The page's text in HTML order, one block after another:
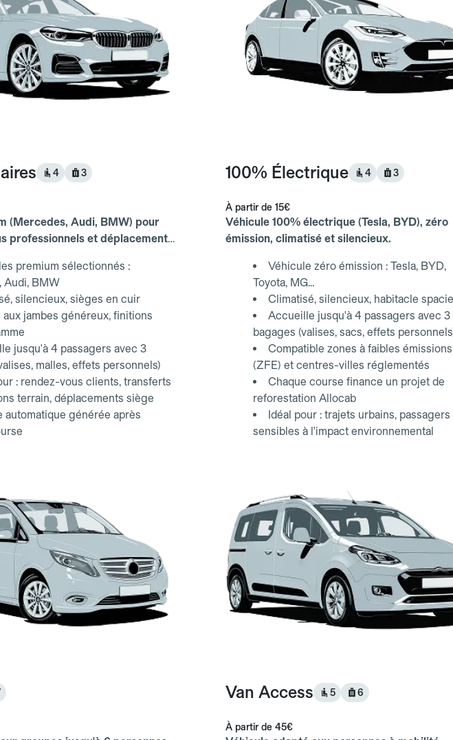
4 3
(Mercedes, Audi, BMW) pour
professionnels et déplacements
premium sélectionnés :
Audi, BMW
silencieux, sièges en cuir
aux jambes généreux, finitions
jusqu'à 4 passagers avec 3
malles, effets personnels)
: rendez-vous clients, transferts
terrain, déplacements siège
automatique générée après
100% Électrique 4 3
À partir de 15€
Véhicule 100% électrique (Tesla, BYD), zéro
émission, climatisé et silencieux.
Véhicule zéro émission : Tesla, BYD,
Toyota, MG...
Climatisé, silencieux, habitacle
Accueille jusqu'à 4 passagers avec 3
bagages (valises, sacs, effets
Compatible zones à faibles émissions
(ZFE) et centres-villes réglementés
Chaque course finance un projet de
reforestation Allocab
Idéal pour : trajets urbains, passagers
sensibles à l'impact environnemental
Van Access 5 6
À partir de 45€